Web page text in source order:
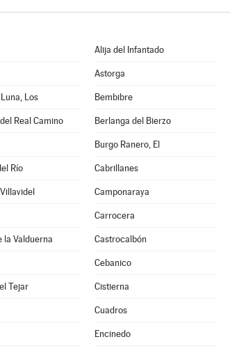
Alija del Infantado
Astorga
Los Bembibre
Real Camino Berlanga del Bierzo
Burgo Ranero, El
Río Cabrillanes
Camponaraya
Carrocera
la Valduerna Castrocalbón
Cebanico
Tejar Cistierna
Cuadros
Encinedo